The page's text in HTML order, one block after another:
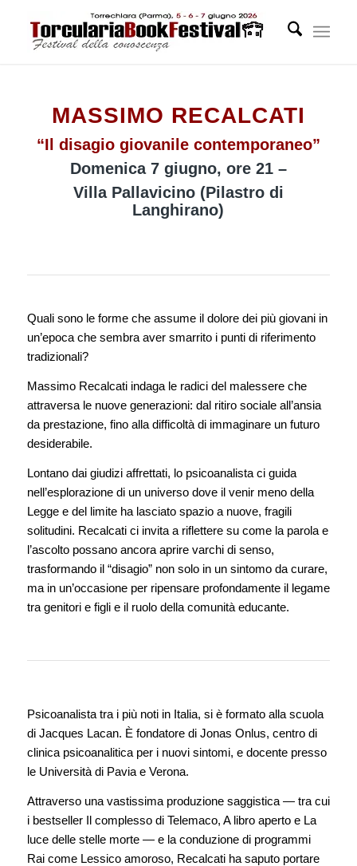
MASSIMO RECALCATI
“Il disagio giovanile contemporaneo”
Domenica 7 giugno, ore 21 –
Villa Pallavicino (Pilastro di
Langhirano)
Quali sono le forme che assume il dolore dei più giovani in
un’epoca che sembra aver smarrito i punti di riferimento
tradizionali?
Massimo Recalcati indaga le radici del malessere che
attraversa le nuove generazioni: dal ritiro sociale all’ansia
da prestazione, fino alla difficoltà di immaginare un futuro
desiderabile.
Lontano dai giudizi affrettati, lo psicoanalista ci guida
nell’esplorazione di un universo dove il venir meno della
Legge e del limite ha lasciato spazio a nuove, fragili
solitudini. Recalcati ci invita a riflettere su come la parola e
l’ascolto possano ancora aprire varchi di senso,
trasformando il “disagio” non solo in un sintomo da curare,
ma in un’occasione per ripensare profondamente il legame
tra genitori e figli e il ruolo della comunità educante.
Psicoanalista tra i più noti in Italia, si è formato alla scuola
di Jacques Lacan. È fondatore di Jonas Onlus, centro di
clinica psicoanalitica per i nuovi sintomi, e docente presso
le Università di Pavia e Verona.
Attraverso una vastissima produzione saggistica — tra cui
i bestseller Il complesso di Telemaco, A libro aperto e La
luce delle stelle morte — e la conduzione di programmi
Rai come Lessico amoroso, Recalcati ha saputo portare